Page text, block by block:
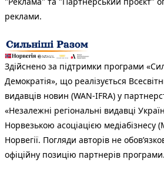
реклами.
Здійснено за підтримки програми
Демократія», що реалізується
видавців новин (WAN-IFRA) у
«Незалежні регіональні видавці
Норвезькою асоціацією медіабізнесу
Норвегії. Погляди авторів не
офіційну позицію партнерів програми.